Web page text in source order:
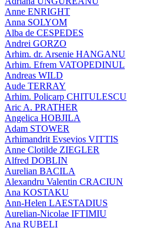
Anne ENRIGHT
Anna SOLYOM
Alba de CESPEDES
Andrei GORZO
Arhim. dr. Arsenie HANGANU
Arhim. Efrem VATOPEDINUL
Andreas WILD
Aude TERRAY
Arhim. Policarp CHITULESCU
Aric A. PRATHER
Angelica HOBJILA
Adam STOWER
Arhimandrit Evsevios VITTIS
Anne Clotilde ZIEGLER
Alfred DOBLIN
Aurelian BACILA
Alexandru Valentin CRACIUN
Ana KOSTAKU
Ann-Helen LAESTADIUS
Aurelian-Nicolae IFTIMIU
Ana RUBELI